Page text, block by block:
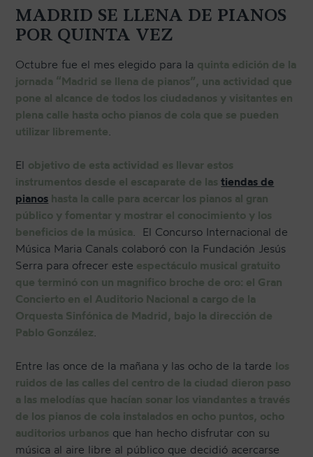
MADRID SE LLENA DE PIANOS
POR QUINTA VEZ
Octubre fue el mes elegido para la quinta edición de la
jornada “Madrid se llena de pianos”, una actividad que
pone al alcance de todos los ciudadanos y visitantes en
plena calle hasta ocho pianos de cola que se pueden
utilizar libremente
El objetivo de esta actividad es llevar estos
instrumentos desde el escaparate de lastiendas de
pianos hasta la calle para acercar los pianos al gran
público y fomentar y mostrar el conocimiento y los
beneficios de la música . El Concurso Internacional de
Música Maria Canals colaboró con la Fundación Jesús
Serra para ofrecer este espectáculo musical gratuito
que terminó con un magnifico broche de oro: el Gran
Concierto en el Auditorio Nacional a cargo de la
Orquesta Sinfónica de Madrid, bajo la dirección de
Pablo González
Entre las once de la mañana y las ocho de la tarde los
ruidos de las calles del centro de la ciudad dieron paso
a las melodías que hacían sonar los viandantes a través
de los pianos de cola instalados en ocho puntos, ocho
auditorios urbanos que han hecho disfrutar con su
música al aire libre al público que decidió acercarse